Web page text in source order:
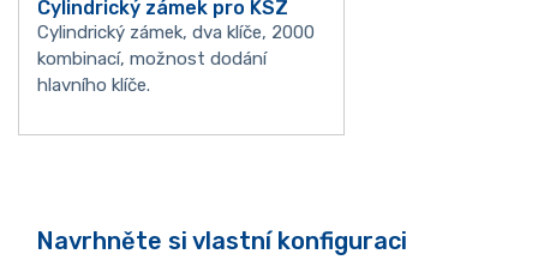
Cylindrický zámek pro KSZ
Cylindrický zámek, dva klíče, 2000
kombinací, možnost dodání
hlavního klíče.
Navrhněte si vlastní konfiguraci